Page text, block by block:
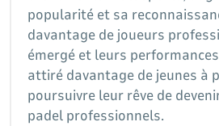
popularité et sa
davantage de joueurs
émergé et leurs
attiré davantage de jeunes à
poursuivre leur rêve de
padel professionnels.